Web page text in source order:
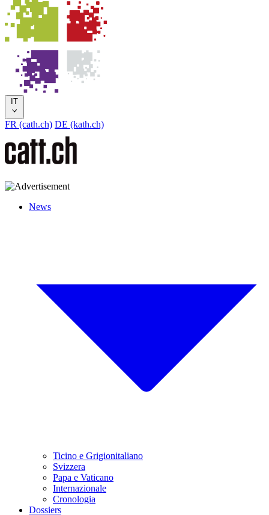
IT
FR (cath.ch) DE (kath.ch)
News
Ticino e Grigionitaliano
Svizzera
Papa e Vaticano
Internazionale
Cronologia
Dossiers